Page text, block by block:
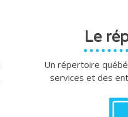
Le
Un répertoire
services et des